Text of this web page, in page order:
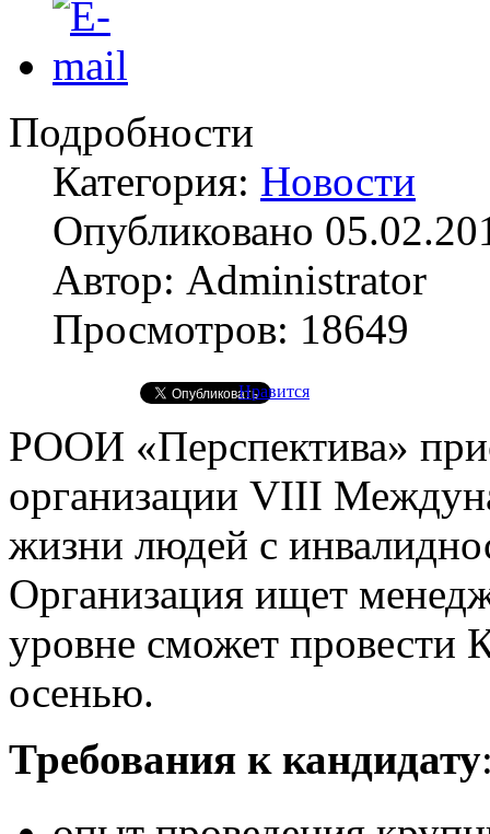
Подробности
Категория: Новости
Опубликовано
Автор: Administrator
Просмотров: 18649
Нравится
РООИ «Перспектива»
организации VIII
жизни людей с
Организация ищет
уровне сможет провести
осенью.
Требования к кандидату